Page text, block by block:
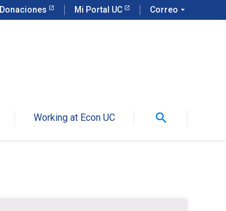
Donaciones Mi Portal UC Correo arrow_drop_down
Working at Econ UC search